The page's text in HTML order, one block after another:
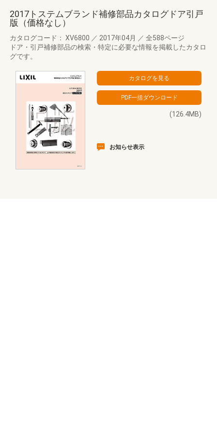
2017トステムブランド補修部品カタログドア引戸
版（価格なし）
カタログコード： XV6800 ／ 2017年04月 ／ 全588ページ
ドア・引戸補修部品の検索・特定に必要な情報を掲載したカタロ
グです。
(126.4MB)
お知らせ表示